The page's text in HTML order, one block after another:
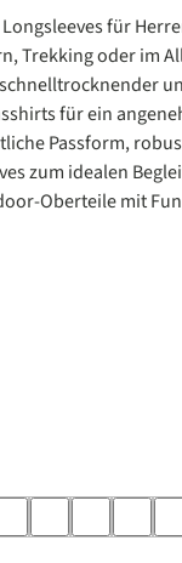
für
Trekking oder im
für ein
Passform,
zum idealen
Oberteile mit